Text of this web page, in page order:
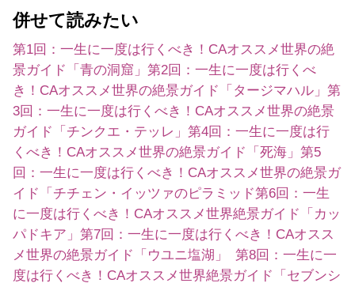
併せて読みたい
第1回：一生に一度は行くべき！CAオススメ世界の絶
景ガイド「青の洞窟」 第2回：一生に一度は行くべ
き！CAオススメ世界の絶景ガイド「タージマハル」 第
3回：一生に一度は行くべき！CAオススメ世界の絶景
ガイド「チンクエ・テッレ」 第4回：一生に一度は行
くべき！CAオススメ世界の絶景ガイド「死海」 第5
回：一生に一度は行くべき！CAオススメ世界の絶景ガ
イド「チチェン・イッツァのピラミッド第6回：一生
に一度は行くべき！CAオススメ世界絶景ガイド「カッ
パドキア」 第7回：一生に一度は行くべき！CAオスス
メ世界の絶景ガイド「ウユニ塩湖」
第8回：一生に一
度は行くべき！CAオススメ世界絶景ガイド「セブンシ